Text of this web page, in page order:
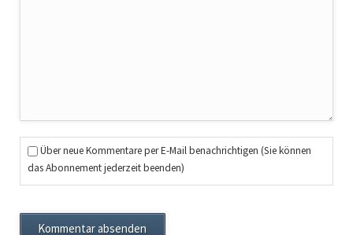
Über neue Kommentare per E-Mail benachrichtigen (Sie können
das Abonnement jederzeit beenden)
Kommentar absenden